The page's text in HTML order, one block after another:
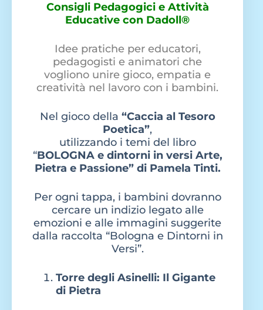
Consigli Pedagogici e Attività
Educative con Dadoll®
Idee pratiche per educatori,
pedagogisti e animatori che
vogliono unire gioco, empatia e
creatività nel lavoro con i bambini.
Nel gioco della “Caccia al Tesoro
Poetica”,
utilizzando i temi del libro
“BOLOGNA e dintorni in versi Arte,
Pietra e Passione” di Pamela Tinti.
Per ogni tappa, i bambini dovranno
cercare un indizio legato alle
emozioni e alle immagini suggerite
dalla raccolta “Bologna e Dintorni in
Versi”.
Torre degli Asinelli: Il Gigante
di Pietra